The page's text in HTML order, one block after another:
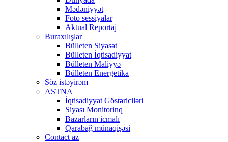
Mədəniyyət
Foto sessiyalar
Aktual Reportaj
Buraxılışlar
Bülleten Siyasət
Bülleten İqtisadiyyat
Bülleten Maliyyə
Bülleten Energetika
Söz istəyirəm
ASTNA
İqtisadiyyat Göstəriciləri
Siyası Monitorinq
Bazarların icmalı
Qarabağ münaqişəsi
Contact az